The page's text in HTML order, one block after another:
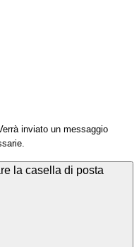
inviato un messaggio
la casella di posta